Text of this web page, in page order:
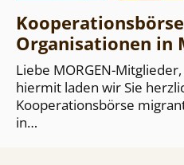
Organisationen in
Liebe MORGEN-
hiermit laden wir Sie
Kooperationsbörse
in…